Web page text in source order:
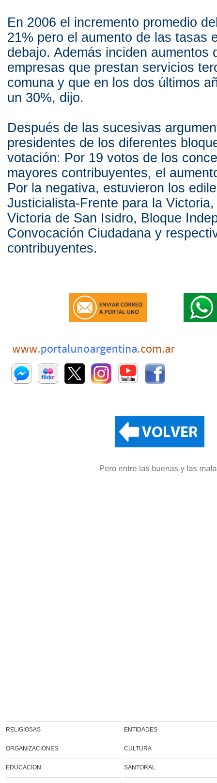
En 2006 el incremento promedio
21% pero el aumento de las tasas
debajo. Además inciden aumentos
empresas que prestan servicios
comuna y que en los dos últimos
un 30%, dijo.
Después de las sucesivas
presidentes de los diferentes
votación: Por 19 votos de los
mayores contribuyentes, el
Por la negativa, estuvieron los
Justicialista-Frente para la
Victoria de San Isidro, Bloque
Convocación Ciudadana y
contribuyentes.
RELIGIOSAS ENTIDADES
ORGANIZACIONES CULTURA
EDUCACION SANTORAL